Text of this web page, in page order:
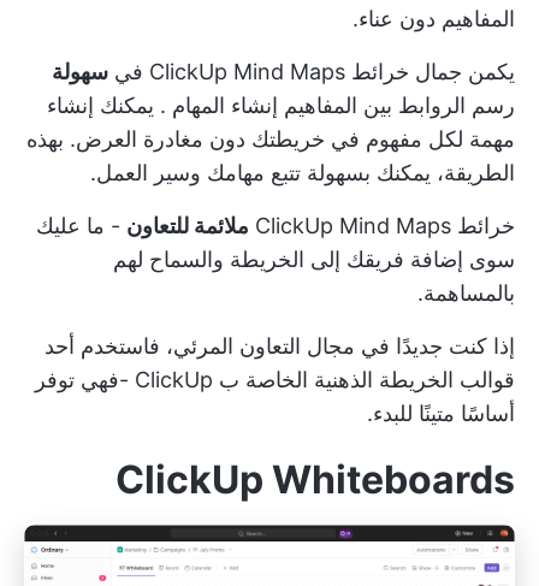
المفاهيم دون عناء.
يكمن جمال خرائط ClickUp Mind Maps في
سهولة
رسم الروابط بين المفاهيم إنشاء المهام . يمكنك إنشاء
مهمة لكل مفهوم في خريطتك دون مغادرة العرض. بهذه
الطريقة، يمكنك بسهولة تتبع مهامك وسير العمل.
خرائط ClickUp Mind Maps ملائمة للتعاون - ما عليك
سوى إضافة فريقك إلى الخريطة والسماح لهم
بالمساهمة.
إذا كنت جديدًا في مجال التعاون المرئي، فاستخدم أحد
قوالب الخريطة الذهنية الخاصة ب ClickUp
-فهي توفر
أساسًا متينًا للبدء.
ClickUp Whiteboards